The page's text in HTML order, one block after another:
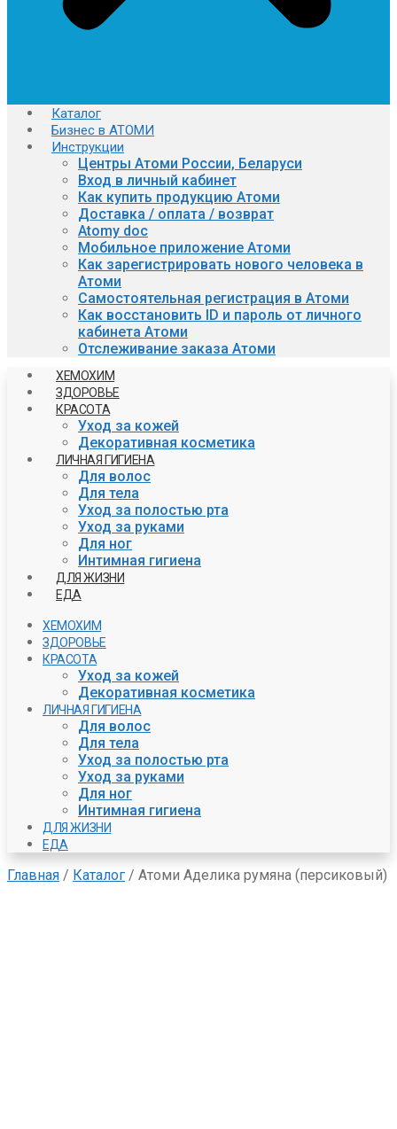
Каталог
Бизнес в АТОМИ
Инструкции
Центры Атоми России, Беларуси
Вход в личный кабинет
Как купить продукцию Атоми
Доставка / оплата / возврат
Atomy doc
Мобильное приложение Атоми
Как зарегистрировать нового человека в
Атоми
Самостоятельная регистрация в Атоми
Как восстановить ID и пароль от личного
кабинета Атоми
Отслеживание заказа Атоми
ХЕМОХИМ
ЗДОРОВЬЕ
КРАСОТА
Уход за кожей
Декоративная косметика
ЛИЧНАЯ ГИГИЕНА
Для волос
Для тела
Уход за полостью рта
Уход за руками
Для ног
Интимная гигиена
ДЛЯ ЖИЗНИ
ЕДА
ХЕМОХИМ
ЗДОРОВЬЕ
КРАСОТА
Уход за кожей
Декоративная косметика
ЛИЧНАЯ ГИГИЕНА
Для волос
Для тела
Уход за полостью рта
Уход за руками
Для ног
Интимная гигиена
ДЛЯ ЖИЗНИ
ЕДА
Главная / Каталог / Атоми Аделика румяна (персиковый)